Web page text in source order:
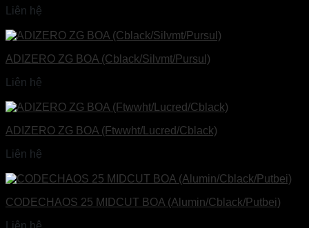
Liên hệ
ADIZERO ZG BOA (Cblack/Silvmt/Pursul)
Liên hệ
ADIZERO ZG BOA (Ftwwht/Lucred/Cblack)
Liên hệ
CODECHAOS 25 MIDCUT BOA (Alumin/Cblack/Putbei)
Liên hệ